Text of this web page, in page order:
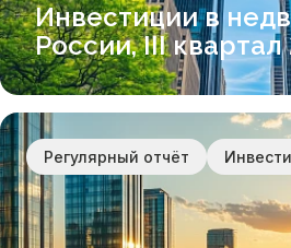
Инвестиции в
России, III квартал
Регулярный отчёт